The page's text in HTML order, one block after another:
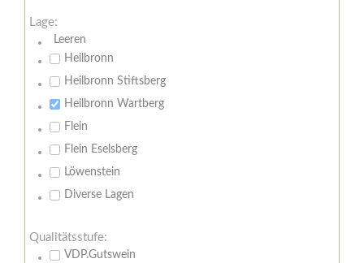
Lage:
Leeren
Heilbronn
Heilbronn Stiftsberg
Heilbronn Wartberg
Flein
Flein Eselsberg
Löwenstein
Diverse Lagen
Qualitätsstufe:
VDP.Gutswein